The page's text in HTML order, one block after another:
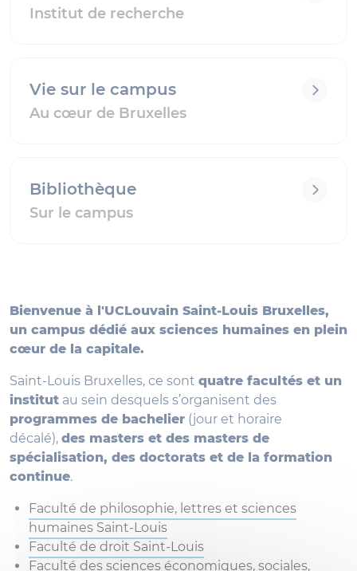
Institut de recherche
Vie sur le campus
Au cœur de Bruxelles
Bibliothèque
Sur le campus
Bienvenue à l'UCLouvain Saint-Louis Bruxelles,
un campus dédié aux sciences humaines en plein
cœur de la capitale.
Saint-Louis Bruxelles, ce sont quatre facultés et un
institut au sein desquels s’organisent des
programmes de bachelier (jour et horaire
décalé), des masters et des masters de
spécialisation, des doctorats et de la formation
continue.
Faculté de philosophie, lettres et sciences
humaines Saint-Louis
Faculté de droit Saint-Louis
Faculté des sciences économiques, sociales,